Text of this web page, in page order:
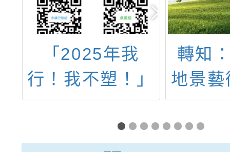
「2025年我
行！我不塑！」
減塑與永續徵件
轉知
地景
工召